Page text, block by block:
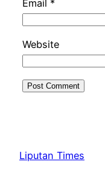
Email *
Website
Liputan Times